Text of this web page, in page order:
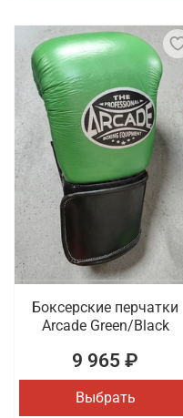
Боксерские перчатки
Arcade Green/Black
9 965 ₽
Выбрать